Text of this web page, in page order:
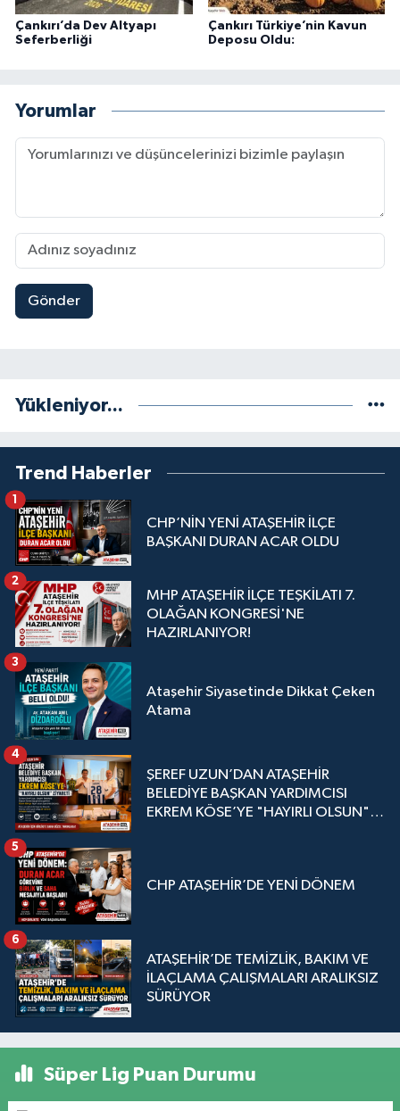
Çankırı’da Dev Altyapı
Seferberliği
Çankırı Türkiye’nin Kavun
Deposu Oldu:
Yorumlar
Gönder
Yükleniyor...
Trend Haberler
CHP’NİN YENİ ATAŞEHİR İLÇE
BAŞKANI DURAN ACAR OLDU
1
MHP ATAŞEHİR İLÇE TEŞKİLATI 7.
OLAĞAN KONGRESİ'NE
HAZIRLANIYOR!
2
Ataşehir Siyasetinde Dikkat Çeken
Atama
3
ŞEREF UZUN’DAN ATAŞEHİR
BELEDİYE BAŞKAN YARDIMCISI
EKREM KÖSE’YE "HAYIRLI OLSUN"
4
CHP ATAŞEHİR’DE YENİ DÖNEM
5
ATAŞEHİR’DE TEMİZLİK, BAKIM VE
İLAÇLAMA ÇALIŞMALARI ARALIKSIZ
SÜRÜYOR
6
Süper Lig Puan Durumu